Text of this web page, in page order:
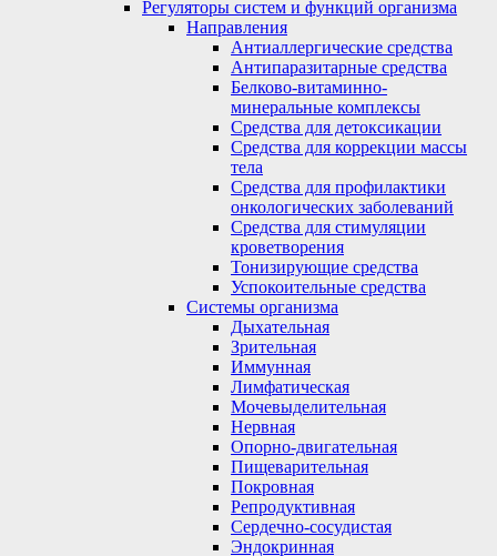
Регуляторы систем и функций организма
Направления
Антиаллергические средства
Антипаразитарные средства
Белково-витаминно-
минеральные комплексы
Средства для детоксикации
Средства для коррекции массы
тела
Средства для профилактики
онкологических заболеваний
Средства для стимуляции
кроветворения
Тонизирующие средства
Успокоительные средства
Системы организма
Дыхательная
Зрительная
Иммунная
Лимфатическая
Мочевыделительная
Нервная
Опорно-двигательная
Пищеварительная
Покровная
Репродуктивная
Сердечно-сосудистая
Эндокринная